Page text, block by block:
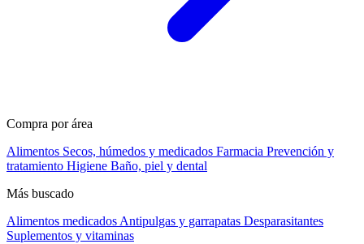
Compra por área
Alimentos Secos, húmedos y medicados Farmacia Prevención y
tratamiento Higiene Baño, piel y dental
Más buscado
Alimentos medicados Antipulgas y garrapatas Desparasitantes
Suplementos y vitaminas